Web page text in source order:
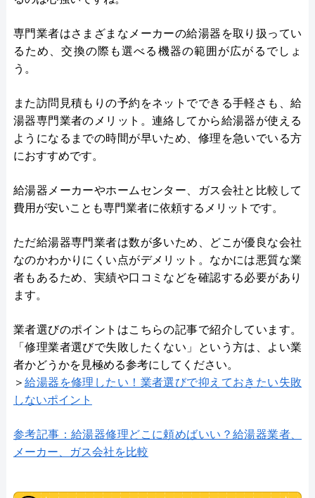
専門業者はさまざまなメーカーの給湯器を取り扱ってい
るため、交換の際も選べる機器の範囲が広がるでしょ
う。
また訪問見積もりの予約をネットでできる手軽さも、給
湯器専門業者のメリット。連絡してから給湯器が使える
ようになるまでの時間が早いため、修理を急いでいる方
におすすめです。
給湯器メーカーやホームセンター、ガス会社と比較して
費用が安いことも専門業者に依頼するメリットです。
ただ給湯器専門業者は数が多いため、どこが優良な会社
なのかわかりにくい点がデメリット。なかには悪質な業
者もあるため、実績や口コミなどを確認する必要があり
ます。
業者選びのポイントはこちらの記事で紹介しています。
「修理業者選びで失敗したくない」という方は、よい業
者かどうかを見極める参考にしてください。
＞ 給湯器を修理したい！業者選びで抑えておきたい失敗
しないポイント
参考記事：給湯器修理どこに頼めばいい？給湯器業者、
メーカー、ガス会社を比較